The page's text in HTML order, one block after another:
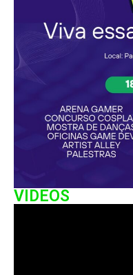
VIDEOS